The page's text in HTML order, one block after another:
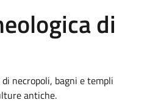
di
necropoli, bagni e templi
antiche.